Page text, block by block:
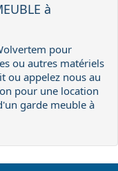
à
pour
ou autres matériels
ou appelez nous au
pour une location
garde meuble à